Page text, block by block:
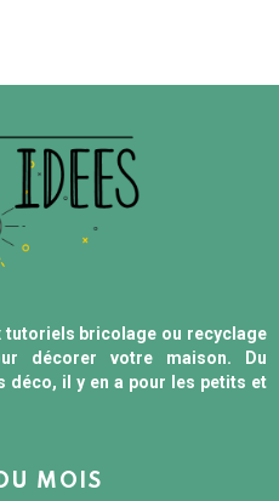
tutoriels bricolage ou recyclage
décorer votre maison. Du
déco, il y en a pour les petits et
MOIS